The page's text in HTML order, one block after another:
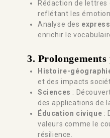
Rédaction de
reflétant les
Analyse des
enrichir le
3.
Histoire-
et des impacts
Sciences :
des applications de
Éducation civique :
valeurs comme le
résilience.